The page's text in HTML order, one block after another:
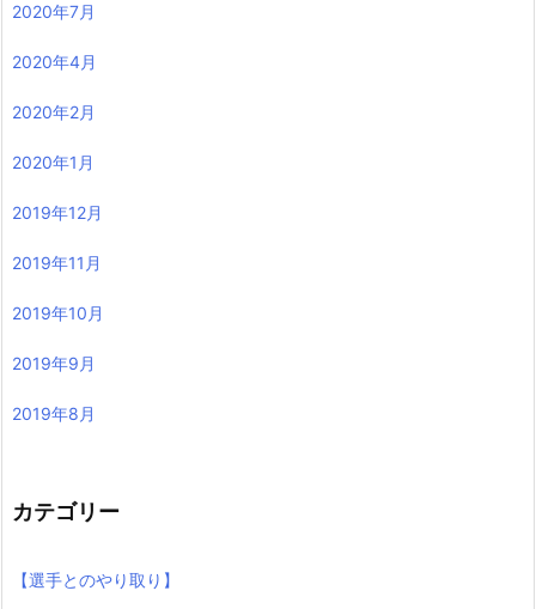
2020年7月
2020年4月
2020年2月
2020年1月
2019年12月
2019年11月
2019年10月
2019年9月
2019年8月
カテゴリー
【選手とのやり取り】